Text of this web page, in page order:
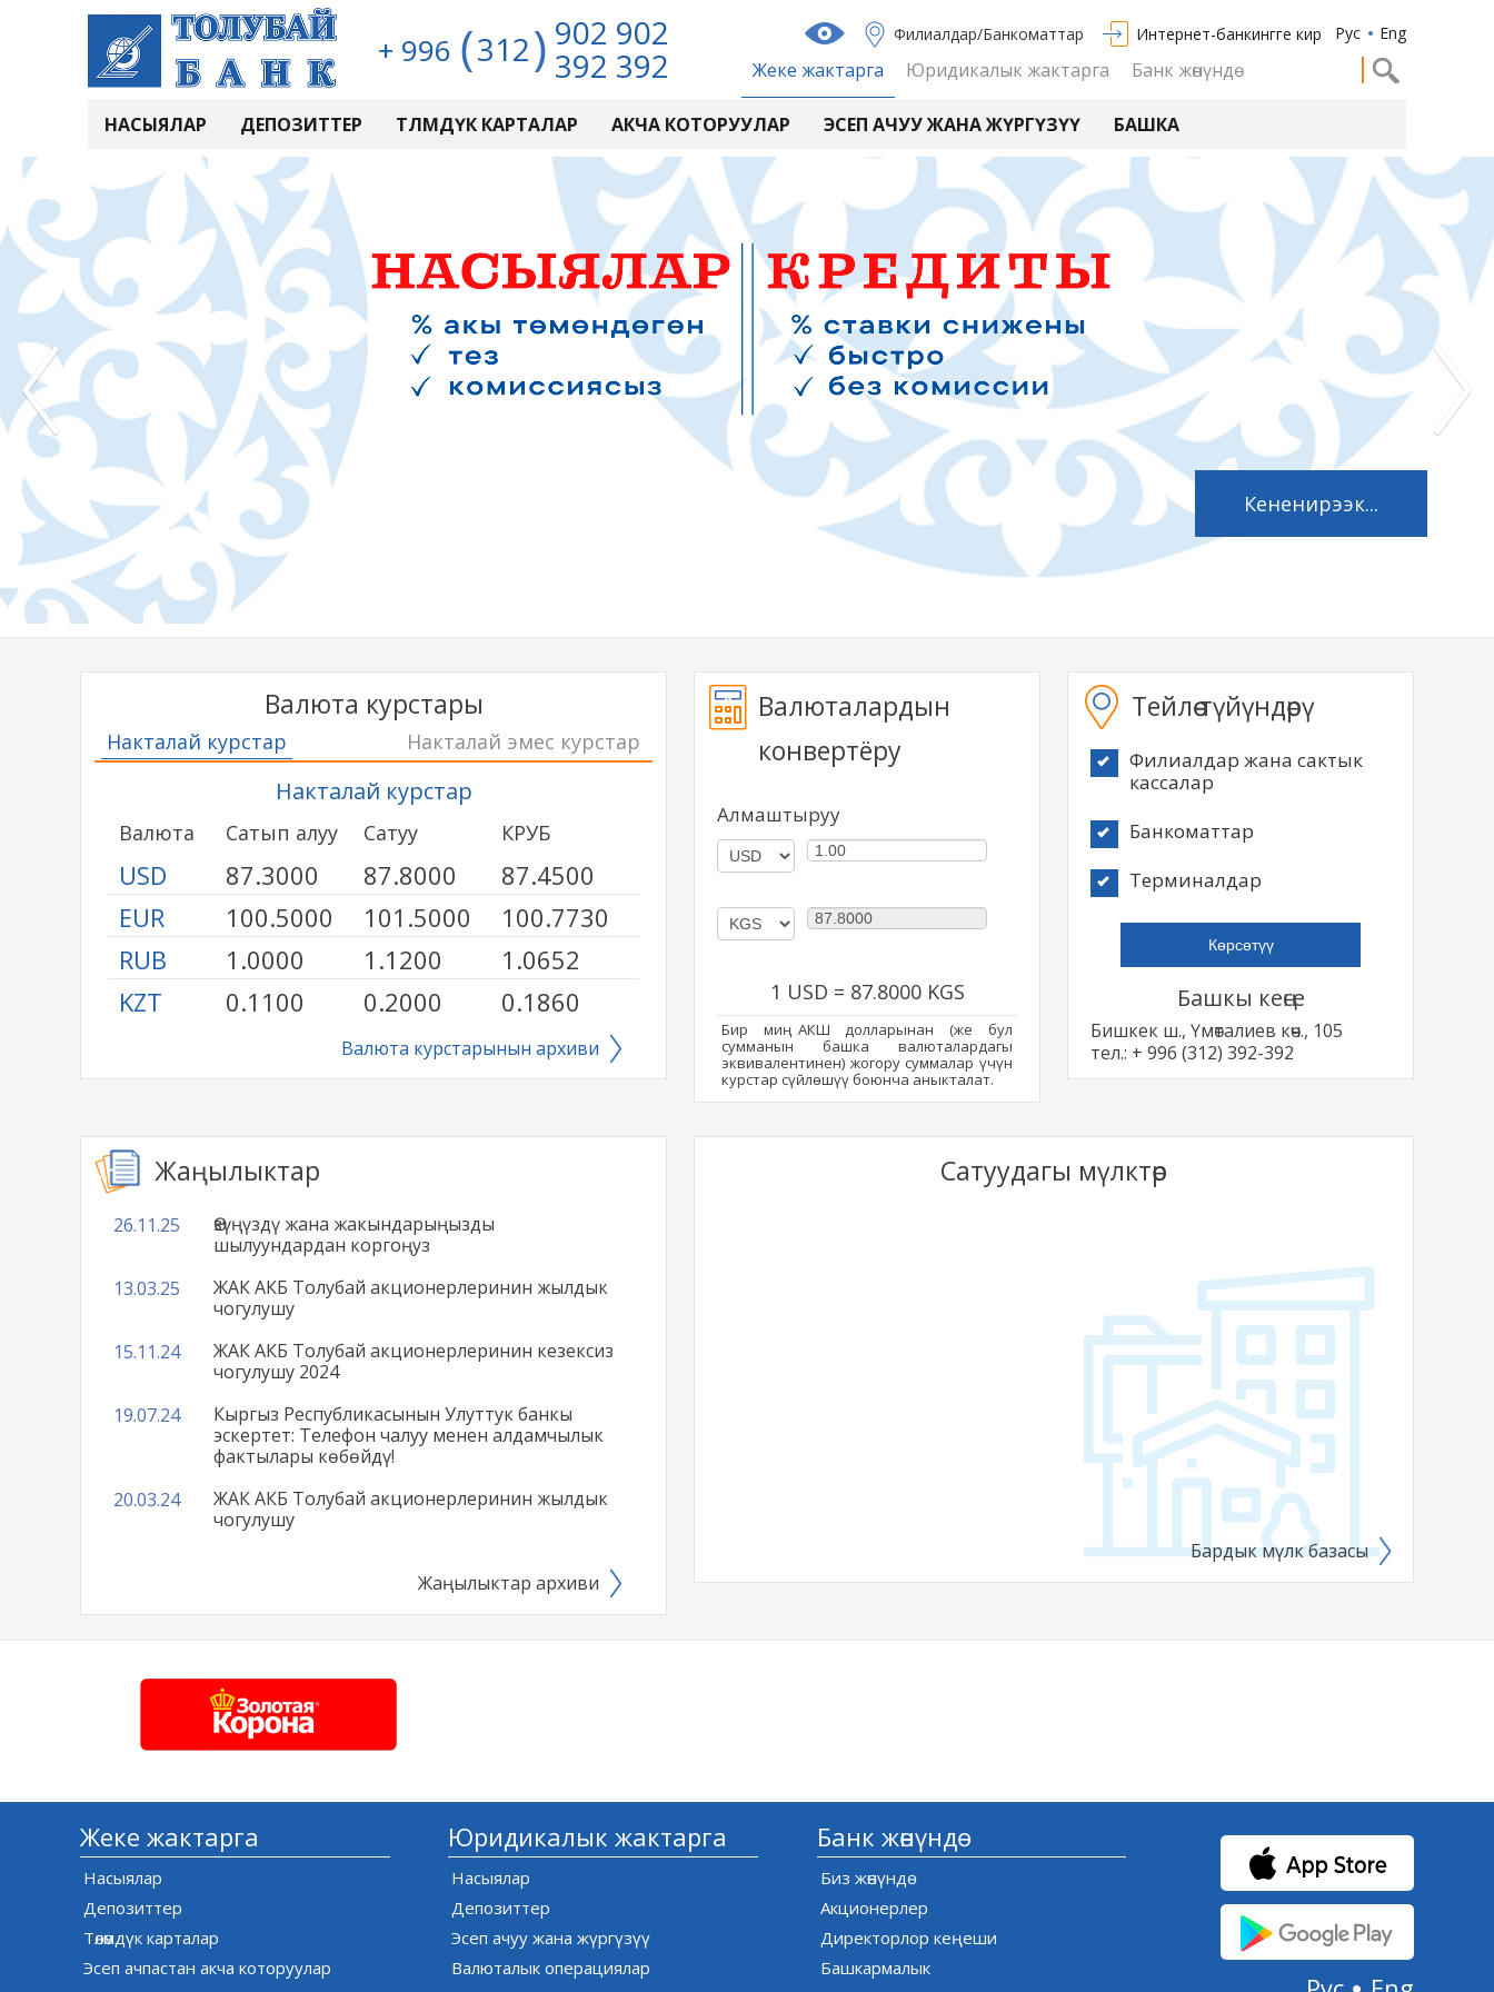
+ 996 312 902 902
392 392
Eng
Рус
Филиалдар/Банкоматтар Интернет-банкингге кирүү
Жеке жактарга
НАСЫЯЛАР ДЕПОЗИТТЕР ТӨЛӨМДҮК КАРТАЛАР АКЧА КОТОРУУЛАР ЭСЕП АЧУУ ЖАНА ЖҮРГҮЗҮҮ БАШКА
Юридикалык жактарга Банк жөнүндө
Кененирээк...
Валюта курстары
Накталай курстар Накталай эмес курстар
Накталай курстар
Валюта Сатып алуу Сатуу КРУБ
USD 87.3000 87.8000
87.4500
EUR
100.5000 101.5000
100.7730
RUB
1.0000 1.1200
1.0652
KZT
0.1100 0.2000 0.1860
Валюта курстарынын архиви
Валюталардын
конвертёру
Алмаштыруу
1 USD = 87.8000 KGS
Бир миң АКШ долларынан (же бул
сумманын башка валюталардагы
эквивалентинен) жогору суммалар үчүн
курстар сүйлөшүү боюнча аныкталат.
Тейлөө түйүндөрү
Филиалдар жана сактык
кассалар
Банкоматтар
Терминалдар
Көрсөтүү
Башкы кеңсе
Бишкек ш., Үмөталиев көч., 105
тел.: + 996 (312) 392-392
Жаңылыктар
26.11.25
Өзүңүздү жана жакындарыңызды
шылуундардан коргоңуз
13.03.25
ЖАК АКБ Толубай акционерлеринин жылдык
чогулушу
15.11.24
ЖАК АКБ Толубай акционерлеринин кезексиз
чогулушу 2024
19.07.24
Кыргыз Республикасынын Улуттук банкы
эскертет: Телефон чалуу менен алдамчылык
фактылары көбөйдү!
20.03.24
ЖАК АКБ Толубай акционерлеринин жылдык
чогулушу
Жаңылыктар архиви
Сатуудагы мүлктөр
Бардык мүлк базасы
Жеке жактарга
Насыялар
Депозиттер
Төлөмдүк карталар
Эсеп ачпастан акча которуулар
Юридикалык жактарга
Насыялар
Депозиттер
Эсеп ачуу жана жүргүзүү
Валюталык операциялар
Банк жөнүндө
Биз жөнүндө
Акционерлер
Директорлор кеңеши
Башкармалык